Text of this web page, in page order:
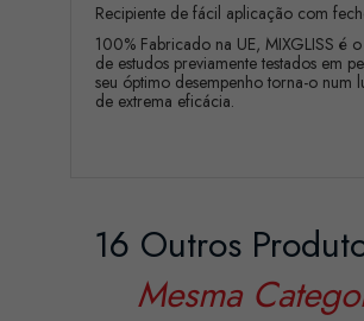
Recipiente de fácil aplicação com
100% Fabricado na UE, MIXGLISS é
de estudos previamente testados em
seu óptimo desempenho torna-o num
de extrema eficácia.
16 Outros
Mesma